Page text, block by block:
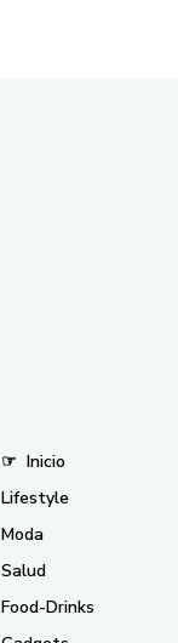
☞ Inicio
Lifestyle
Moda
Salud
Food-Drinks